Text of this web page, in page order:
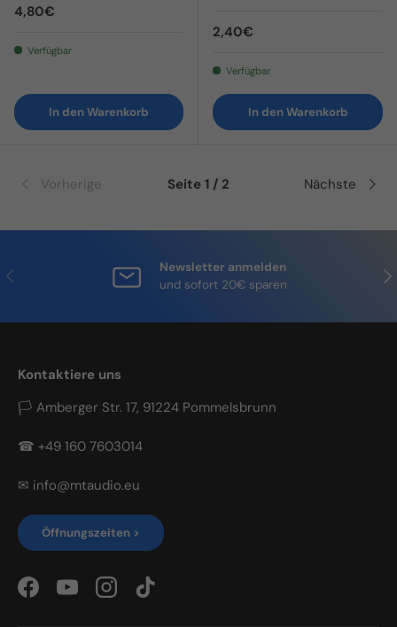
Normaler Preis
4,80€
Verfügbar
In den Warenkorb
Normaler Preis
2,40€
Verfügbar
In den Warenkorb
Vorherige Seite 1 / 2 Nächste
Vorherige
Newsletter anmelden
und sofort 20€ sparen
Kontaktiere uns
🏳 Amberger Str. 17, 91224 Pommelsbrunn
☎ +49 160 7603014
✉ info@mtaudio.eu
Öffnungszeiten >
FacebookYouTubeInstagramTikTok